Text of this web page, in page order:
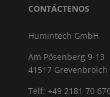
CONTÁCTENOS
Humintech GmbH
Am Pösenberg 9-13
41517
Telf: +49 2181 70